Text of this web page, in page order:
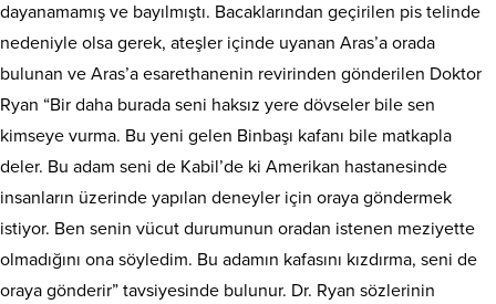
dayanamamış ve bayılmıştı. Bacaklarından geçirilen pis telinde
nedeniyle olsa gerek, ateşler içinde uyanan Aras’a orada
bulunan ve Aras’a esarethanenin revirinden gönderilen Doktor
Ryan “Bir daha burada seni haksız yere dövseler bile sen
kimseye vurma. Bu yeni gelen Binbaşı kafanı bile matkapla
deler. Bu adam seni de Kabil’de ki Amerikan hastanesinde
insanların üzerinde yapılan deneyler için oraya göndermek
istiyor. Ben senin vücut durumunun oradan istenen meziyette
olmadığını ona söyledim. Bu adamın kafasını kızdırma, seni de
oraya gönderir” tavsiyesinde bulunur. Dr. Ryan sözlerinin